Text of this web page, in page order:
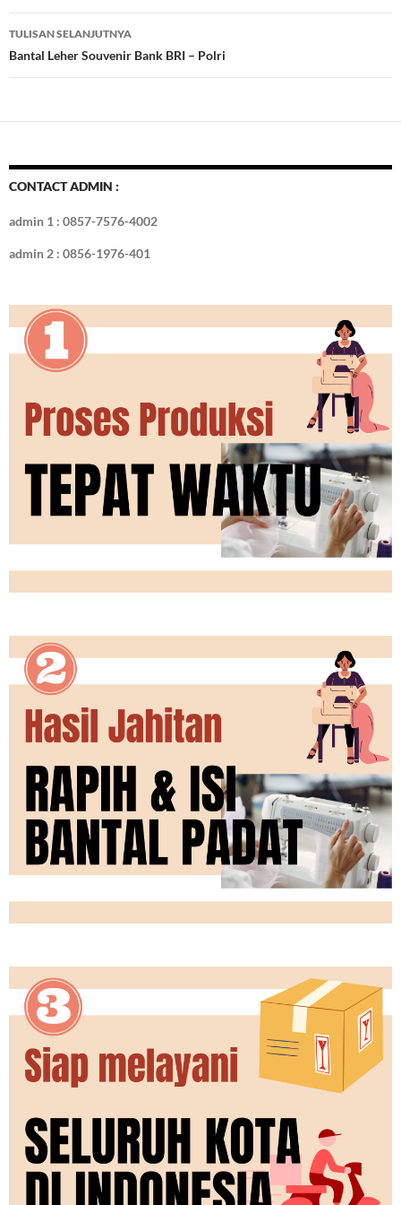
o
k
n
TULISAN SELANJUTNYA
Bantal Leher Souvenir Bank BRI – Polri
CONTACT ADMIN :
admin 1 : 0857-7576-4002
admin 2 : 0856-1976-401